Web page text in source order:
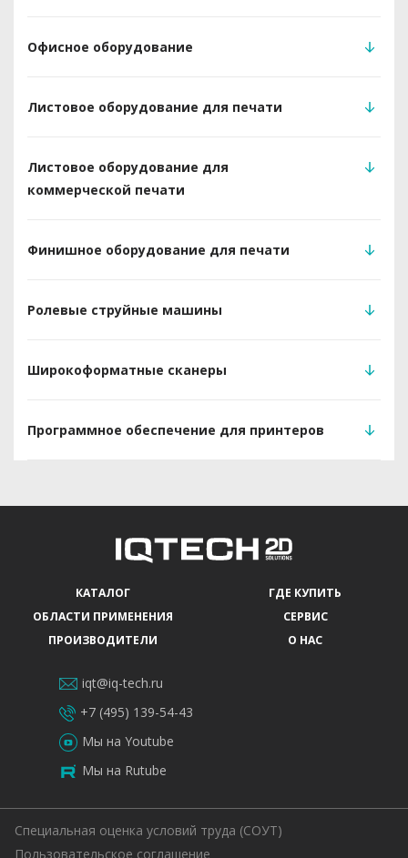
Офисное оборудование
Листовое оборудование для печати
Листовое оборудование для
коммерческой печати
Финишное оборудование для печати
Ролевые струйные машины
Широкоформатные сканеры
Программное обеспечение для принтеров
КАТАЛОГ
ОБЛАСТИ ПРИМЕНЕНИЯ
ПРОИЗВОДИТЕЛИ
ГДЕ КУПИТЬ
СЕРВИС
О НАС
iqt@iq-tech.ru
+7 (495) 139-54-43
Мы на Youtube
Мы на Rutube
Специальная оценка условий труда (СОУТ)
Пользовательское соглашение